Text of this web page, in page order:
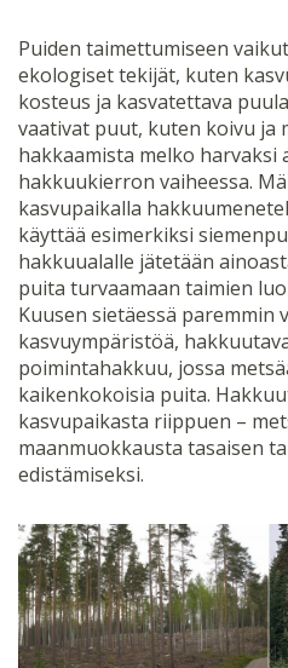
Puiden taimettumiseen
ekologiset tekijät, kuten
kosteus ja kasvatettava
vaativat puut, kuten koivu ja
hakkaamista melko harvaksi
hakkuukierron vaiheessa.
kasvupaikalla
käyttää esimerkiksi
hakkuualalle jätetään
puita turvaamaan taimien
Kuusen sietäessä paremmin
kasvuympäristöä,
poimintahakkuu, jossa
kaikenkokoisia puita.
kasvupaikasta riippuen –
maanmuokkausta tasaisen
edistämiseksi.